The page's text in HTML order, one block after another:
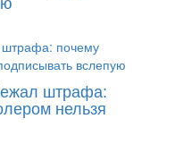
штрафа:
нельзя